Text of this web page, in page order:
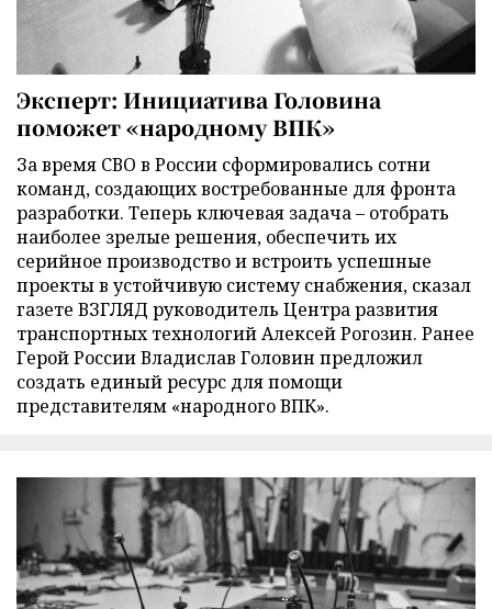
Эксперт: Инициатива Головина
поможет «народному ВПК»
За время СВО в России сформировались сотни
команд, создающих востребованные для фронта
разработки. Теперь ключевая задача – отобрать
наиболее зрелые решения, обеспечить их
серийное производство и встроить успешные
проекты в устойчивую систему снабжения, сказал
газете ВЗГЛЯД руководитель Центра развития
транспортных технологий Алексей Рогозин. Ранее
Герой России Владислав Головин предложил
создать единый ресурс для помощи
представителям «народного ВПК».